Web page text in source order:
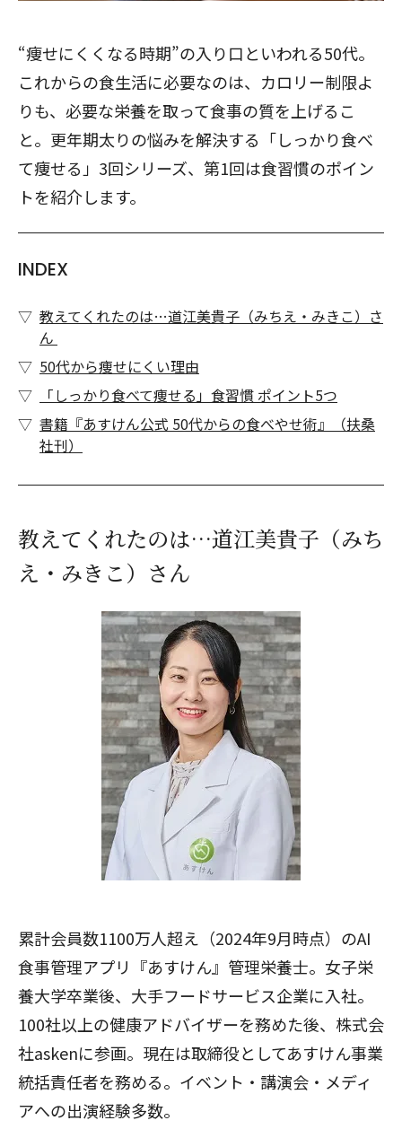
“痩せにくくなる時期”の入り口といわれる50代。
これからの食生活に必要なのは、カロリー制限よ
りも、必要な栄養を取って食事の質を上げるこ
と。更年期太りの悩みを解決する「しっかり食べ
て痩せる」3回シリーズ、第1回は食習慣のポイン
トを紹介します。
INDEX
教えてくれたのは…道江美貴子（みちえ・みきこ）さ
ん
50代から痩せにくい理由
「しっかり食べて痩せる」食習慣 ポイント5つ
書籍『あすけん公式 50代からの食べやせ術』（扶桑
社刊）
教えてくれたのは…道江美貴子（みち
え・みきこ）さん
累計会員数1100万人超え（2024年9月時点）のAI
食事管理アプリ『あすけん』管理栄養士。女子栄
養大学卒業後、大手フードサービス企業に入社。
100社以上の健康アドバイザーを務めた後、株式会
社askenに参画。現在は取締役としてあすけん事業
統括責任者を務める。イベント・講演会・メディ
アへの出演経験多数。